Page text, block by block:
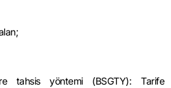
tahsis yöntemi (BSGTY): Tarife